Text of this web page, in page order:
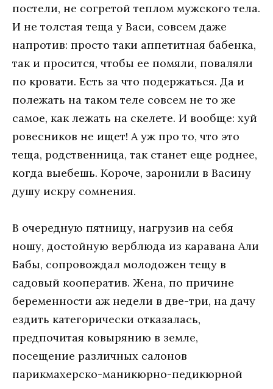
постели, не согретой теплом мужского тела.
И не толстая теща у Васи, совсем даже
напротив: просто таки аппетитная бабенка,
так и просится, чтобы ее помяли, поваляли
по кровати. Есть за что подержаться. Да и
полежать на таком теле совсем не то же
самое, как лежать на скелете. И вообще: хуй
ровесников не ищет! А уж про то, что это
теща, родственница, так станет еще роднее,
когда выебешь. Короче, заронили в Васину
душу искру сомнения.
В очередную пятницу, нагрузив на себя
ношу, достойную верблюда из каравана Али
Бабы, сопровождал молодожен тещу в
садовый кооператив. Жена, по причине
беременности аж недели в две-три, на дачу
ездить категорически отказалась,
предпочитая ковырянию в земле,
посещение различных салонов
парикмахерско-маникюрно-педикюрной